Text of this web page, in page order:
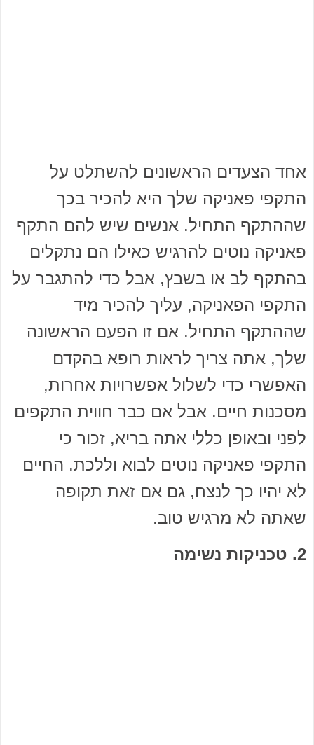
אחד הצעדים הראשונים להשתלט על
התקפי פאניקה שלך היא להכיר בכך
שההתקף התחיל. אנשים שיש להם התקף
פאניקה נוטים להרגיש כאילו הם נתקלים
בהתקף לב או בשבץ, אבל כדי להתגבר על
התקפי הפאניקה, עליך להכיר מיד
שההתקף התחיל. אם זו הפעם הראשונה
שלך, אתה צריך לראות רופא בהקדם
האפשרי כדי לשלול אפשרויות אחרות,
מסכנות חיים. אבל אם כבר חווית התקפים
לפני ובאופן כללי אתה בריא, זכור כי
התקפי פאניקה נוטים לבוא וללכת. החיים
לא יהיו כך לנצח, גם אם זאת תקופה
שאתה לא מרגיש טוב.
2. טכניקות נשימה